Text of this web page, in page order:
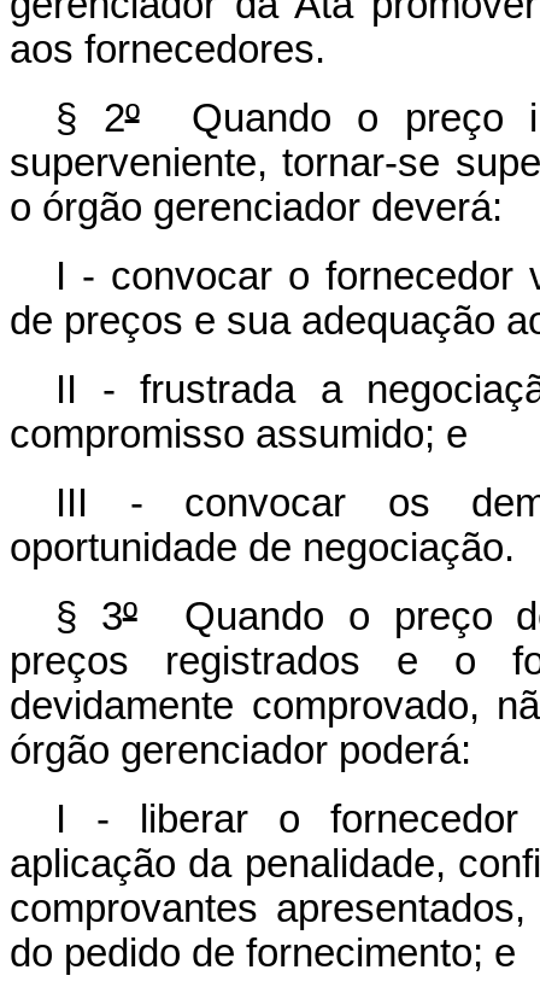
aos fornecedores.
§ 2ºQuando o preço
superveniente, tornar-se
o órgão gerenciador deverá:
I - convocar o fornecedor
de preços e sua adequação
II - frustrada a
compromisso assumido; e
III - convocar os
oportunidade de negociação.
§ 3ºQuando o preço
preços registrados e o
devidamente comprovado,
órgão gerenciador poderá:
I - liberar o fornecedor
aplicação da penalidade,
comprovantes
do pedido de fornecimento; e